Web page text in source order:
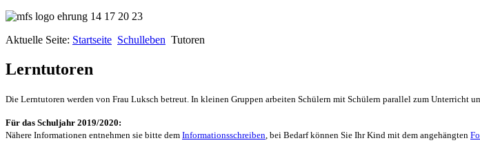
Aktuelle Seite: Startseite Schulleben Tutoren
Lerntutoren
Die Lerntutoren werden von Frau Luksch betreut. In kleinen Gruppen arbeiten Schülern mit Schülern parallel zum Unterricht
Für das Schuljahr 2019/2020:
Nähere Informationen entnehmen sie bitte dem Informationsschreiben, bei Bedarf können Sie Ihr Kind mit dem angehängten